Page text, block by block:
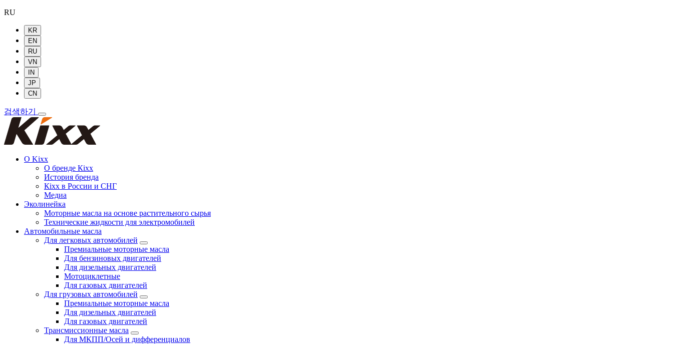
RU
KR
EN
RU
VN
IN
JP
CN
검색하기
О Kixx
О бренде Кіхх
История бренда
Кіхx в России и СНГ
Медиа
Эколинейка
Моторные масла на основе растительного сырья
Технические жидкости для электромобилей
Автомобильные масла
Для легковых автомобилей
Премиальные моторные масла
Для бензиновых двигателей
Для дизельных двигателей
Мотоциклетные
Для газовых двигателей
Для грузовых автомобилей
Премиальные моторные масла
Для дизельных двигателей
Для газовых двигателей
Трансмиссионные масла
Для МКПП/Осей и дифференциалов